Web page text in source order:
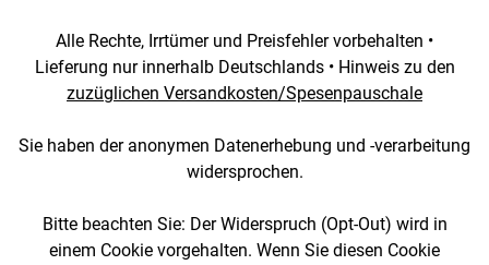
Alle Rechte, Irrtümer und Preisfehler vorbehalten •
Lieferung nur innerhalb Deutschlands • Hinweis zu den
zuzüglichen Versandkosten/Spesenpauschale
Sie haben der anonymen Datenerhebung und -verarbeitung
widersprochen.
Bitte beachten Sie: Der Widerspruch (Opt-Out) wird in
einem Cookie vorgehalten. Wenn Sie diesen Cookie